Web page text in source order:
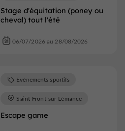
Stage d'équitation (poney ou
cheval) tout l'été
06/07/2026 au 28/08/2026
Escape game
Evènements sportifs
Saint-Front-sur-Lémance